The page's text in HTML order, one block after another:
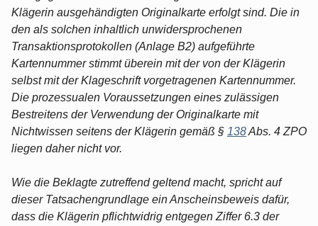
Klägerin ausgehändigten Originalkarte erfolgt sind. Die in
den als solchen inhaltlich unwidersprochenen
Transaktionsprotokollen (Anlage B2) aufgeführte
Kartennummer stimmt überein mit der von der Klägerin
selbst mit der Klageschrift vorgetragenen Kartennummer.
Die prozessualen Voraussetzungen eines zulässigen
Bestreitens der Verwendung der Originalkarte mit
Nichtwissen seitens der Klägerin gemäß § 138Abs. 4 ZPO
liegen daher nicht vor.
Wie die Beklagte zutreffend geltend macht, spricht auf
dieser Tatsachengrundlage ein Anscheinsbeweis dafür,
dass die Klägerin pflichtwidrig entgegen Ziffer 6.3 der